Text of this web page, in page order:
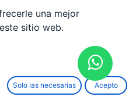
una mejor
sitio web.
Solo las necesarias Acepto